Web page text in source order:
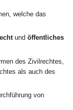
welche das
und öffentliches
des Zivilrechtes,
als auch des
von